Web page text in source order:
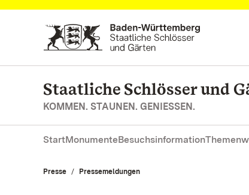
Zum Hauptinhalt springen
Staatliche Schlösser und
KOMMEN. STAUNEN. GENIESSEN.
StartMonumenteBesuchsinformation
Presse Pressemeldungen